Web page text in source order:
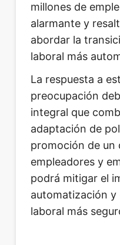
millones de
alarmante y
abordar la
laboral más
La respuesta a
preocupación
integral que
adaptación de
promoción de un
empleadores y
podrá mitigar el
automatización
laboral más